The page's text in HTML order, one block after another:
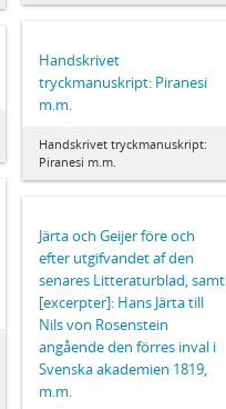
Handskrivet
tryckmanuskript: Piranesi
m.m.
Handskrivet tryckmanuskript:
Piranesi m.m.
Järta och Geijer före och
efter utgifvandet af den
senares Litteraturblad, samt
[excerpter]: Hans Järta till
Nils von Rosenstein
angående den förres inval i
Svenska akademien 1819,
m.m.